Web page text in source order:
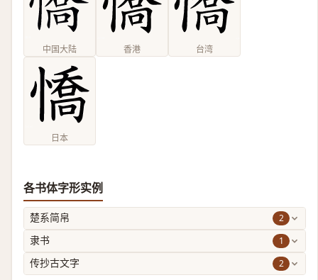
中国大陆 香港 台湾
日本
各书体字形实例
楚系简帛 2
隶书 1
传抄古文字 2